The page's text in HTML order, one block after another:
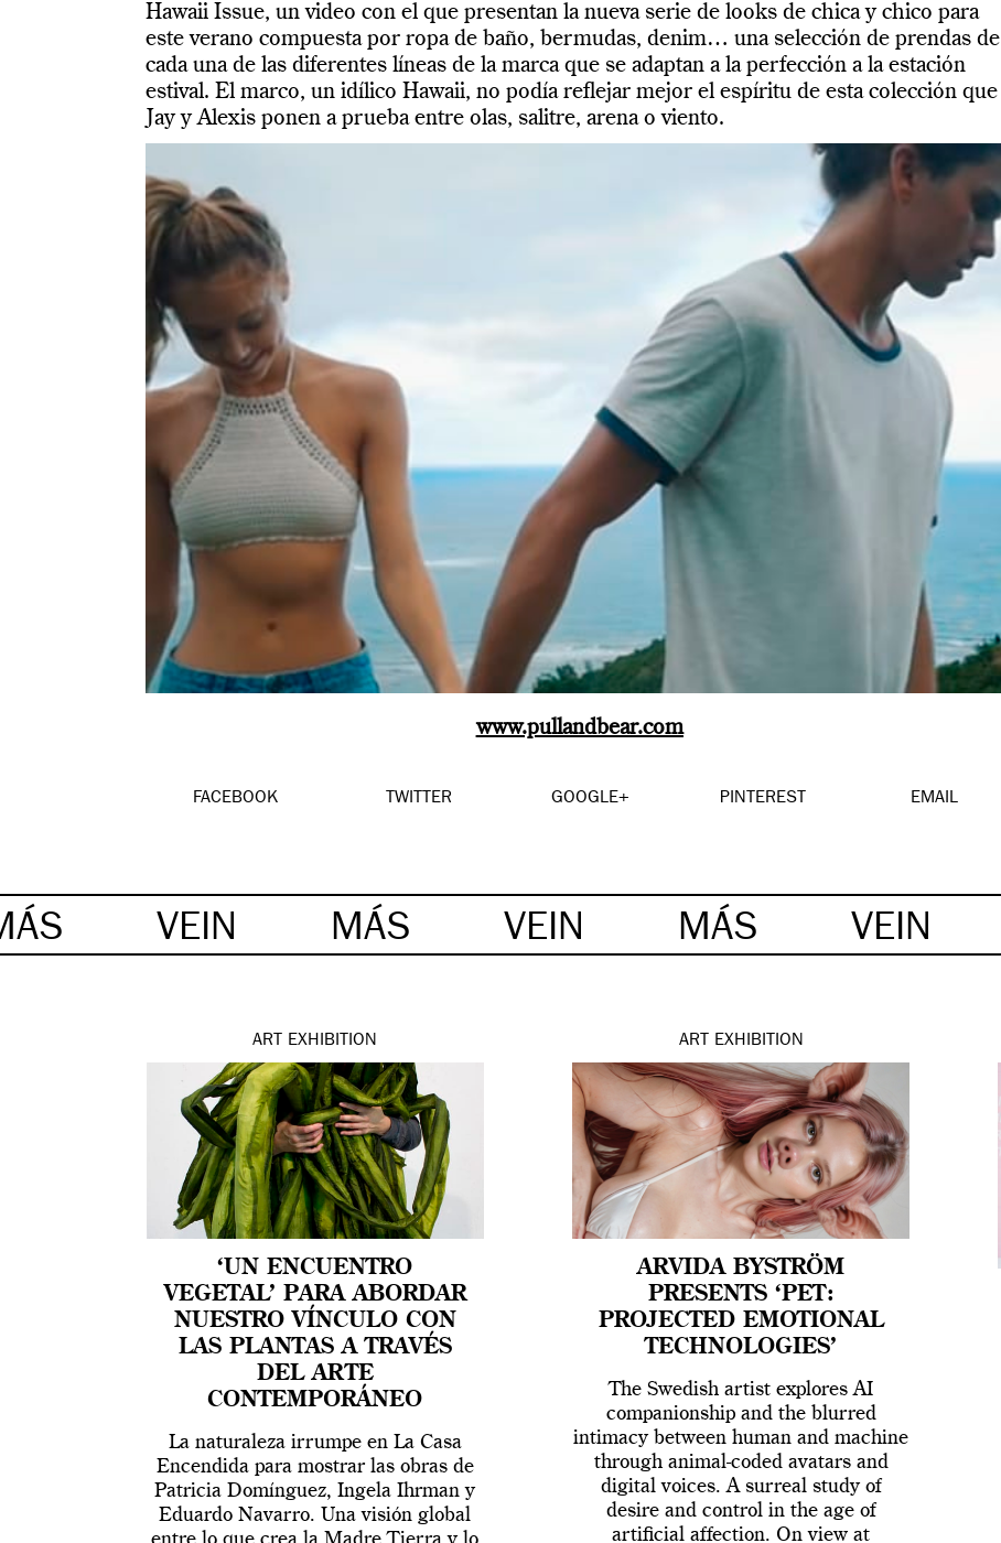
Hawaii Issue, un video con el que presentan la nueva serie de looks de chica y chico para
este verano compuesta por ropa de baño, bermudas, denim… una selección de prendas de
cada una de las diferentes líneas de la marca que se adaptan a la perfección a la estación
estival. El marco, un idílico Hawaii, no podía reflejar mejor el espíritu de esta colección que
Jay y Alexis ponen a prueba entre olas, salitre, arena o viento.
www.pullandbear.com
FACEBOOK TWITTER GOOGLE+ PINTEREST EMAIL
VEIN MÁS VEIN MÁS VEIN
ART EXHIBITION
‘UN ENCUENTRO
VEGETAL’ PARA ABORDAR
NUESTRO VÍNCULO CON
LAS PLANTAS A TRAVÉS
DEL ARTE
CONTEMPORÁNEO
La naturaleza irrumpe en La Casa
Encendida para mostrar las obras de
Patricia Domínguez, Ingela Ihrman y
Eduardo Navarro. Una visión global
ART EXHIBITION
ARVIDA BYSTRÖM
PRESENTS ‘PET:
PROJECTED EMOTIONAL
TECHNOLOGIES’
The Swedish artist explores AI
companionship and the blurred
intimacy between human and machine
through animal-coded avatars and
digital voices. A surreal study of
desire and control in the age of
artificial affection. On view at